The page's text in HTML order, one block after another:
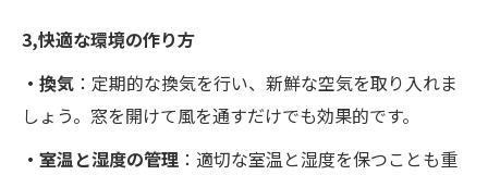
3,快適な環境の作り方
・換気 ：定期的な換気を行い、新鮮な空気を取り入れま
しょう。窓を開けて風を通すだけでも効果的です。
・室温と湿度の管理 ：適切な室温と湿度を保つことも重